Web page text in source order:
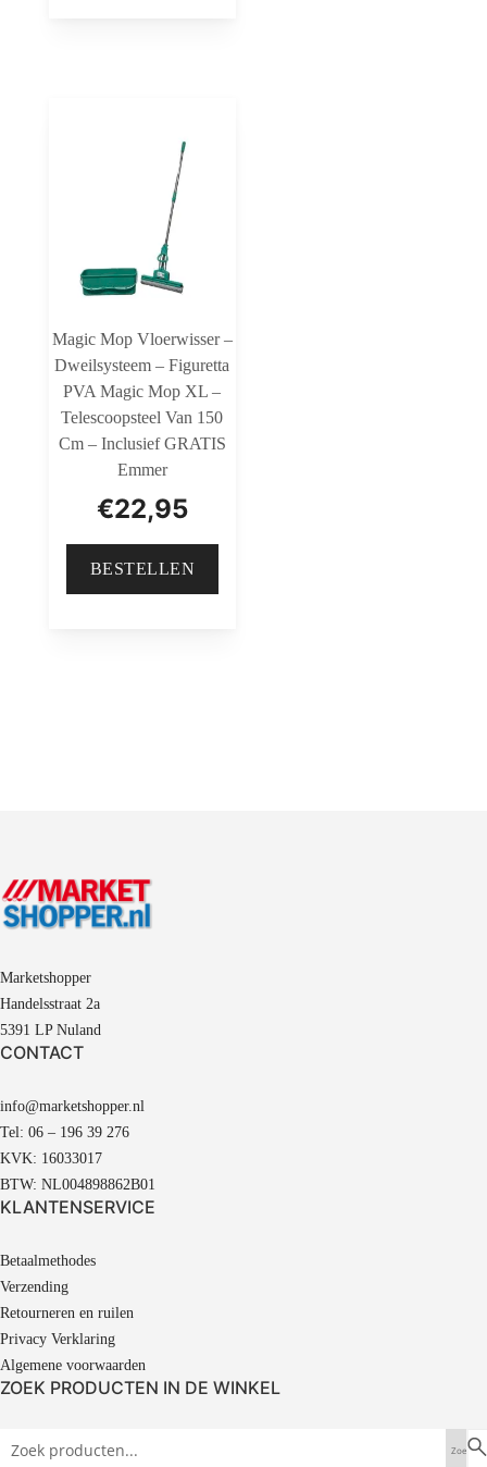
Magic Mop Vloerwisser –
Dweilsysteem – Figuretta
PVA Magic Mop XL –
Telescoopsteel Van 150
Cm – Inclusief GRATIS
Emmer
€22,95
BESTELLEN
Marketshopper
Handelsstraat 2a
5391 LP Nuland
CONTACT
info@marketshopper.nl
Tel: 06 – 196 39 276
KVK: 16033017
BTW: NL004898862B01
KLANTENSERVICE
Betaalmethodes
Verzending
Retourneren en ruilen
Privacy Verklaring
Algemene voorwaarden
ZOEK PRODUCTEN IN DE WINKEL